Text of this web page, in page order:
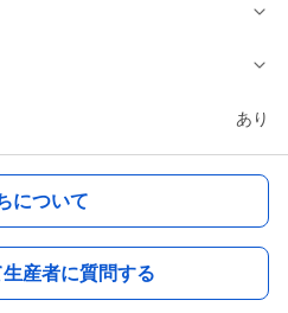
あり
について
産者に質問する